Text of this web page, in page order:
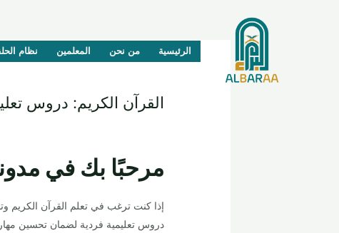
الرئيسية من نحن المعلمين نظام
القرآن الكريم: دروس
مرحبًا بك في
إذا كنت ترغب في تعلم القرآن الكريم
دروس تعليمية فردية لضمان تحسين